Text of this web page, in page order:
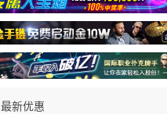
最新优惠